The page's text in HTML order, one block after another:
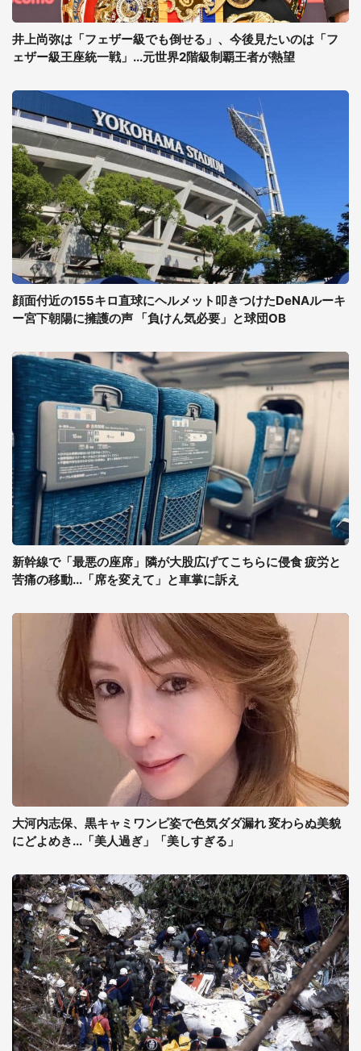
井上尚弥は「フェザー級でも倒せる」、今後見たいのは「フ
ェザー級王座統一戦」...元世界2階級制覇王者が熱望
顔面付近の155キロ直球にヘルメット叩きつけたDeNAルーキ
ー宮下朝陽に擁護の声 「負けん気必要」と球団OB
新幹線で「最悪の座席」隣が大股広げてこちらに侵食 疲労と
苦痛の移動...「席を変えて」と車掌に訴え
大河内志保、黒キャミワンピ姿で色気ダダ漏れ 変わらぬ美貌
にどよめき...「美人過ぎ」「美しすぎる」